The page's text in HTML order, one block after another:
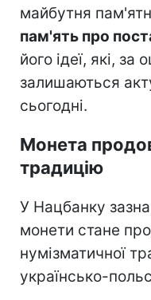
майбутня
пам'ять про
його ідеї, які, за
залишаються
сьогодні.
Монета
традицію
У Нацбанку
монети стане
нумізматичної
українсько-